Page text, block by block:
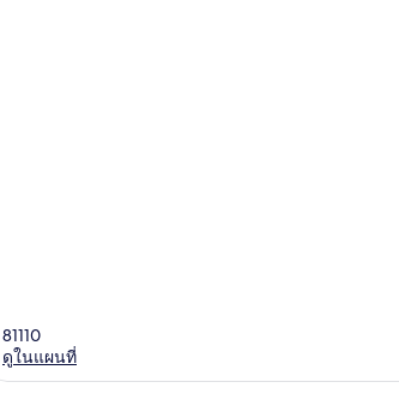
81110
ดูในแผนที่